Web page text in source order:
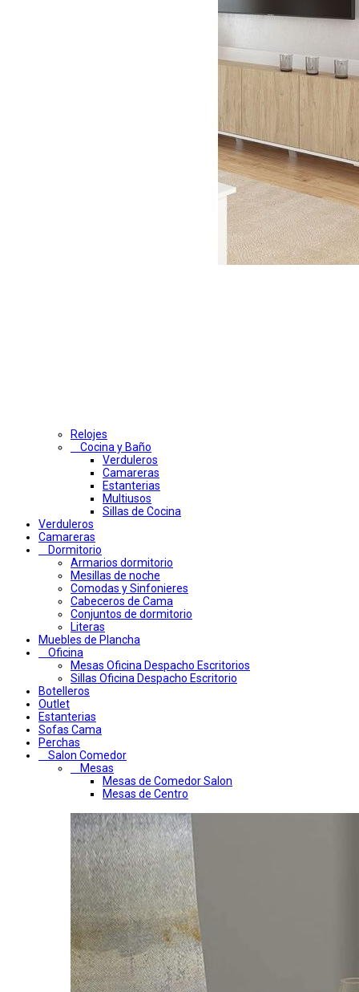
Relojes
Cocina y Baño
Verduleros
Camareras
Estanterias
Multiusos
Sillas de Cocina
Verduleros
Camareras
Dormitorio
Armarios dormitorio
Mesillas de noche
Comodas y Sinfonieres
Cabeceros de Cama
Conjuntos de dormitorio
Literas
Muebles de Plancha
Oficina
Mesas Oficina Despacho Escritorios
Sillas Oficina Despacho Escritorio
Botelleros
Outlet
Estanterias
Sofas Cama
Perchas
Salon Comedor
Mesas
Mesas de Comedor Salon
Mesas de Centro